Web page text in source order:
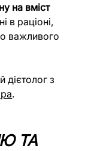
на вміст
в раціоні,
важливого
дієтолог з
.
ТА